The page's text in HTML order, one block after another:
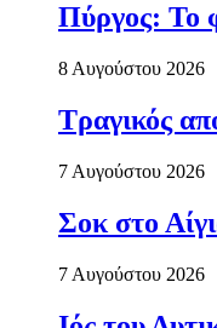
Πύργος: Το
8 Αυγούστου 2026
Τραγικός
7 Αυγούστου 2026
Σοκ στο
7 Αυγούστου 2026